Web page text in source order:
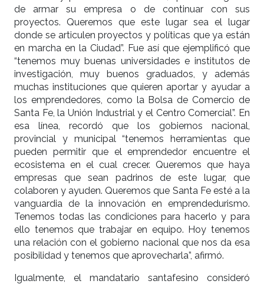
de armar su empresa o de continuar con sus
proyectos. Queremos que este lugar sea el lugar
donde se articulen proyectos y políticas que ya están
en marcha en la Ciudad”. Fue así que ejemplificó que
“tenemos muy buenas universidades e institutos de
investigación, muy buenos graduados, y además
muchas instituciones que quieren aportar y ayudar a
los emprendedores, como la Bolsa de Comercio de
Santa Fe, la Unión Industrial y el Centro Comercial”. En
esa línea, recordó que los gobiernos nacional,
provincial y municipal “tenemos herramientas que
pueden permitir que el emprendedor encuentre el
ecosistema en el cual crecer. Queremos que haya
empresas que sean padrinos de este lugar, que
colaboren y ayuden. Queremos que Santa Fe esté a la
vanguardia de la innovación en emprendedurismo.
Tenemos todas las condiciones para hacerlo y para
ello tenemos que trabajar en equipo. Hoy tenemos
una relación con el gobierno nacional que nos da esa
posibilidad y tenemos que aprovecharla”, afirmó.
Igualmente, el mandatario santafesino consideró